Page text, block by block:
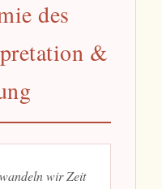
des
&
wir Zeit